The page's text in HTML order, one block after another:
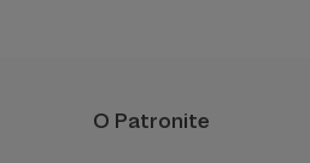
O Patronite